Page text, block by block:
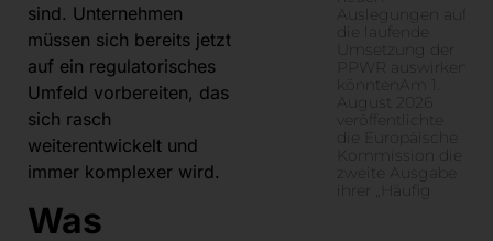
sind. Unternehmen
müssen sich bereits jetzt
auf ein regulatorisches
Umfeld vorbereiten, das
sich rasch
weiterentwickelt und
immer komplexer wird.
Was
Auslegungen auf
die laufende
Umsetzung der
PPWR auswirken
könntenAm 1.
August 2026
veröffentlichte
die Europäische
Kommission die
zweite Ausgabe
ihrer „Häufig